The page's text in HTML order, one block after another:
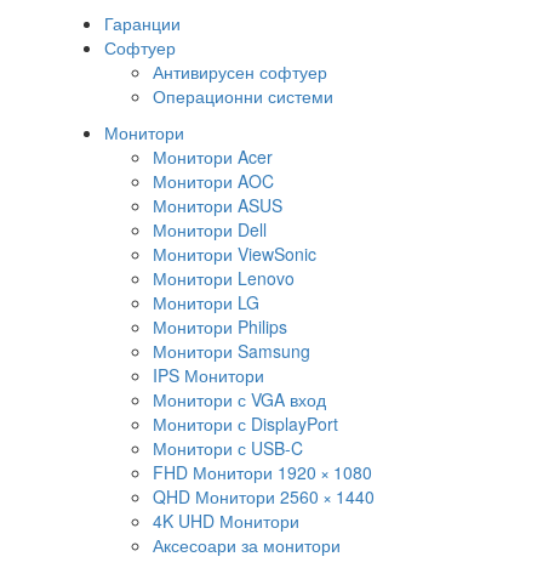
Гаранции
Софтуер
Антивирусен софтуер
Операционни системи
Монитори
Монитори Acer
Монитори AOC
Монитори ASUS
Монитори Dell
Монитори ViewSonic
Монитори Lenovo
Монитори LG
Монитори Philips
Монитори Samsung
IPS Монитори
Монитори с VGA вход
Монитори с DisplayPort
Монитори с USB-C
FHD Монитори 1920 × 1080
QHD Монитори 2560 × 1440
4K UHD Монитори
Аксесоари за монитори